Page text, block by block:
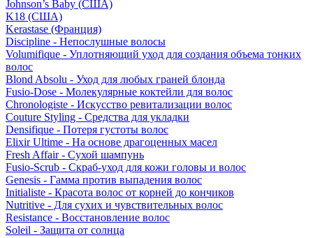
Johnson’s Baby (США)
K18 (США)
Kerastase (Франция)
Discipline - Непослушные волосы
Volumifique - Уплотняющий уход для создания объема тонких
волос
Blond Absolu - Уход для любых граней блонда
Fusio-Dose - Молекулярные коктейли для волос
Chronologiste - Искусство ревитализации волос
Couture Styling - Средства для укладки
Densifique - Потеря густоты волос
Elixir Ultime - На основе драгоценных масел
Fresh Affair - Сухой шампунь
Fusio-Scrub - Скраб-уход для кожи головы и волос
Genesis - Гамма против выпадения волос
Initialiste - Красота волос от корней до кончиков
Nutritive - Для сухих и чувствительных волос
Resistance - Восстановление волос
Soleil - Защита от солнца